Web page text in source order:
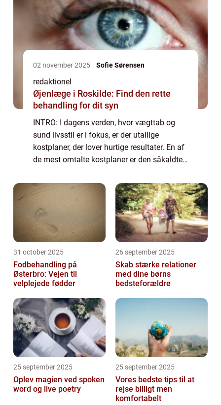
02 november 2025 Sofie Sørensen
redaktionel
Øjenlæge i Roskilde: Find den rette
behandling for dit syn
INTRO: I dagens verden, hvor vægttab og
sund livsstil er i fokus, er der utallige
kostplaner, der lover hurtige resultater. En af
de mest omtalte kostplaner er den såkaldte
dybdegående og omfatt...
31 october 2025
Fodbehandling på
Østerbro: Vejen til
velplejede fødder
26 september 2025
Skab stærke relationer
med dine børns
bedsteforældre
25 september 2025
Oplev magien ved spoken
word og live poetry
25 september 2025
Vores bedste tips til at
rejse billigt men
komfortabelt